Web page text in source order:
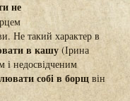
не
Не такий характер в
в кашу (Ірина
і недосвідченим
собі в борщ він